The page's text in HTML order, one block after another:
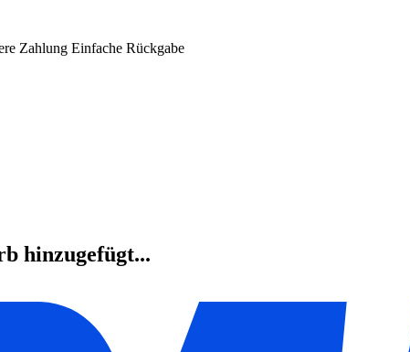
Zahlung Einfache Rückgabe
hinzugefügt...